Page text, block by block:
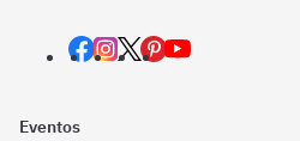
Eventos